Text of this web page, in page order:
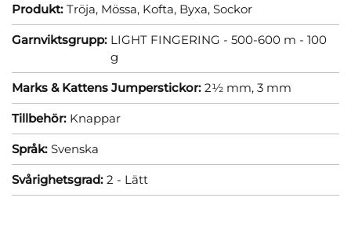
Produkt: Tröja, Mössa, Kofta, Byxa, Sockor
Garnviktsgrupp: LIGHT FINGERING - 500-600 m - 100
g
Marks & Kattens Jumperstickor: 2½ mm, 3 mm
Tillbehör: Knappar
Språk: Svenska
Svårighetsgrad: 2 - Lätt